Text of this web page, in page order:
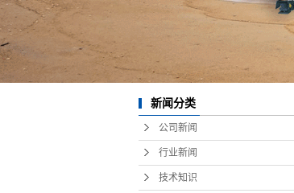
新闻分类
公司新闻
行业新闻
技术知识